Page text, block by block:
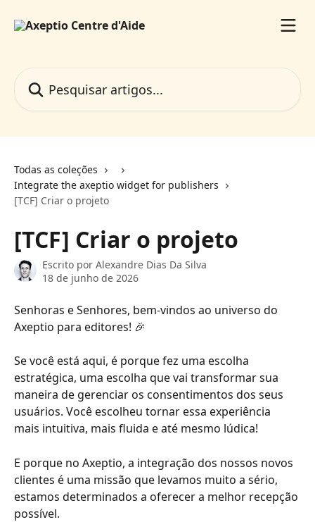
Todas as coleções
Integrate the axeptio widget for publishers
[TCF] Criar o projeto
[TCF] Criar o projeto
Escrito por Alexandre Dias Da Silva
18 de junho de 2026
Senhoras e Senhores, bem-vindos ao universo do
Axeptio para editores! 🎉
Se você está aqui, é porque fez uma escolha
estratégica, uma escolha que vai transformar sua
maneira de gerenciar os consentimentos dos seus
usuários. Você escolheu tornar essa experiência
mais intuitiva, mais fluida e até mesmo lúdica!
E porque no Axeptio, a integração dos nossos novos
clientes é uma missão que levamos muito a sério,
estamos determinados a oferecer a melhor recepção
possível.